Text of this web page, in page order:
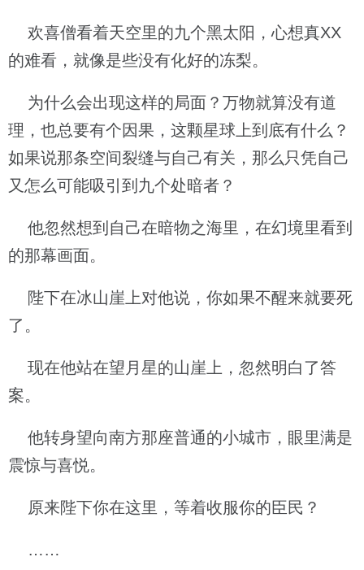
欢喜僧看着天空里的九个黑太阳，心想真XX
的难看，就像是些没有化好的冻梨。
为什么会出现这样的局面？万物就算没有道
理，也总要有个因果，这颗星球上到底有什么？
如果说那条空间裂缝与自己有关，那么只凭自己
又怎么可能吸引到九个处暗者？
他忽然想到自己在暗物之海里，在幻境里看到
的那幕画面。
陛下在冰山崖上对他说，你如果不醒来就要死
了。
现在他站在望月星的山崖上，忽然明白了答
案。
他转身望向南方那座普通的小城市，眼里满是
震惊与喜悦。
原来陛下你在这里，等着收服你的臣民？
……